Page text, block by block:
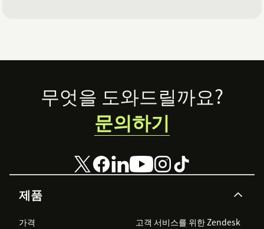
Footer
제품
가격
고객 서비스를 위한 Zendesk
무엇을 도와드릴까요?
문의하기